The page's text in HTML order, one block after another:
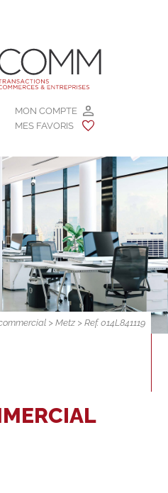
MON COMPTE
MES FAVORIS
>Metz > Ref. 014L841119